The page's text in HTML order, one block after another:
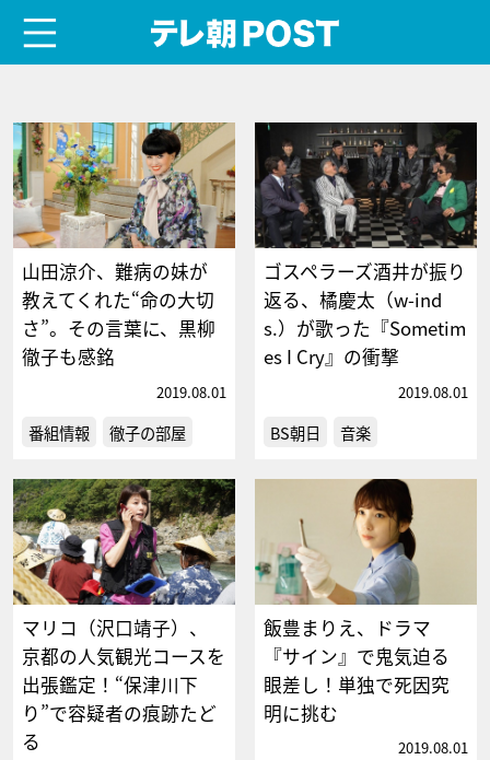
山田涼介、難病の妹が
教えてくれた“命の大切
さ”。その言葉に、黒柳
徹子も感銘
2019.08.01
番組情報 徹子の部屋
ゴスペラーズ酒井が振り
返る、橘慶太（w-ind
s.）が歌った『Sometim
es I Cry』の衝撃
2019.08.01
BS朝日 音楽
マリコ（沢口靖子）、
京都の人気観光コースを
出張鑑定！“保津川下
り”で容疑者の痕跡たど
る
飯豊まりえ、ドラマ
『サイン』で鬼気迫る
眼差し！単独で死因究
明に挑む
2019.08.01